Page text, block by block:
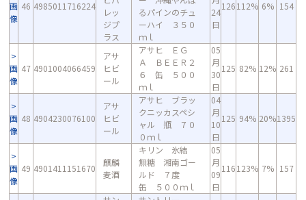
画
像
46 4985011716224
レッ
ジプ
ラス
るパインのチュ
ーハイ ３５０
ｍｌ
24
日
126112% 6% 154
画
像
47 4901004066459
アサ
ヒビ
ール
アサヒ ＥＧ
Ａ ＢＥＥＲ２
６ 缶 ５００
ｍｌ
05
月
30
日
125 82% 12% 261
画
像
48 4904230076100
アサ
ヒビ
ール
アサヒ ブラッ
クニッカスペシ
ャル 瓶 ７０
０ｍｌ
04
月
10
日
125 94% 20%1395
画
像
49 4901411151670
麒麟
麦酒
キリン 氷結
無糖 湘南ゴー
ルド ７度
缶 ５００ｍｌ
05
月
09
日
116123% 7% 157